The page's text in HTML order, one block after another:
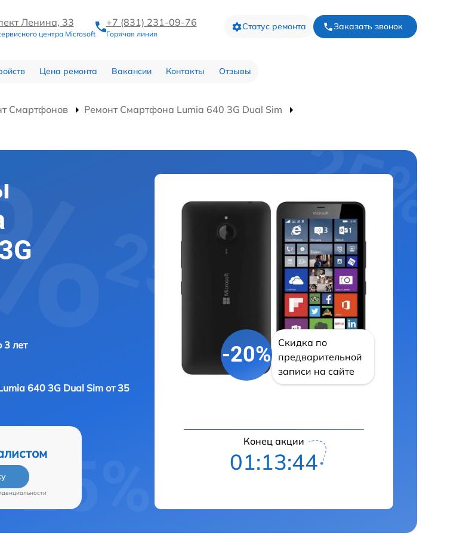
Ленина, 33
центра Microsoft
+7 (831) 231-09-76
Горячая линия
Статус ремонта Заказать звонок
Цена ремонта Вакансии Контакты Отзывы
Смартфонов
Ремонт Смартфона Lumia 640 3G Dual Sim
лет
640 3G Dual Sim от 35
-20%
Скидка по
предварительной
записи на сайте
Конец акции
01:13:42